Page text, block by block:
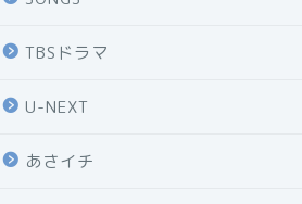
TBSドラマ
U-NEXT
あさイチ